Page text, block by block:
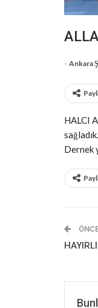
- Ankara Şalpazarı
HALCI
sağladık.
Dernek